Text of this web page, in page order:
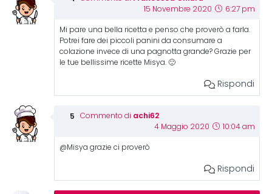
15 Novembre 2020 6:27 pm
Mi pare una bella ricetta e penso che proverò a farla.
Potrei fare dei piccoli panini da consumare a
colazione invece di una pagnotta grande? Grazie per
le tue bellissime ricette Misya. 🙂
Rispondi
Commento di achi62
4 Maggio 2020 10:04 am
@Misya grazie ci proverò
Rispondi